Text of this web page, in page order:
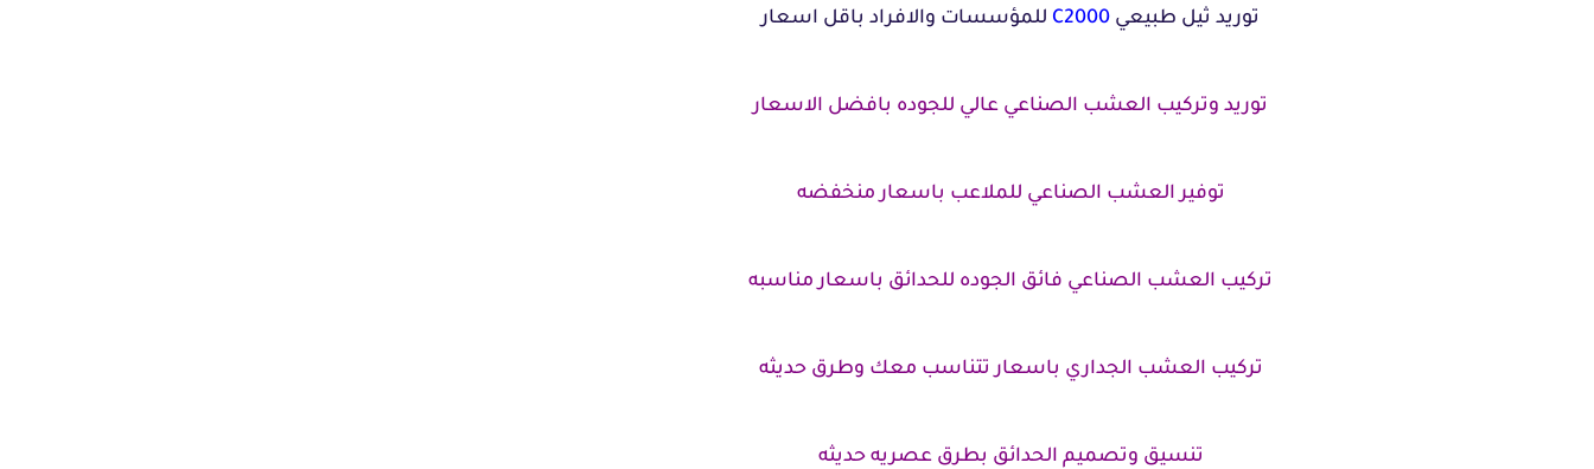
توريد ثيل طبيعي C2000 للمؤسسات والافراد باقل اسعار
توريد وتركيب العشب الصناعي عالي للجوده بافضل الاسعار
توفير العشب الصناعي للملاعب باسعار منخفضه
تركيب العشب الصناعي فائق الجوده للحدائق باسعار مناسبه
تركيب العشب الجداري باسعار تتناسب معك وطرق حديثه
تنسيق وتصميم الحدائق بطرق عصريه حديثه